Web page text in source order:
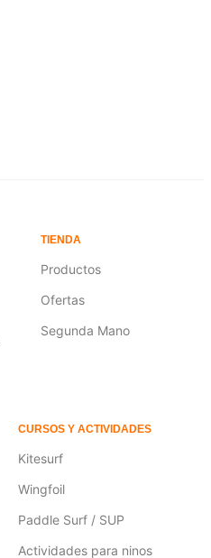
TIENDA
Productos
Ofertas
Segunda Mano
CURSOS Y ACTIVIDADES
Kitesurf
Wingfoil
Paddle Surf / SUP
Actividades para ninos